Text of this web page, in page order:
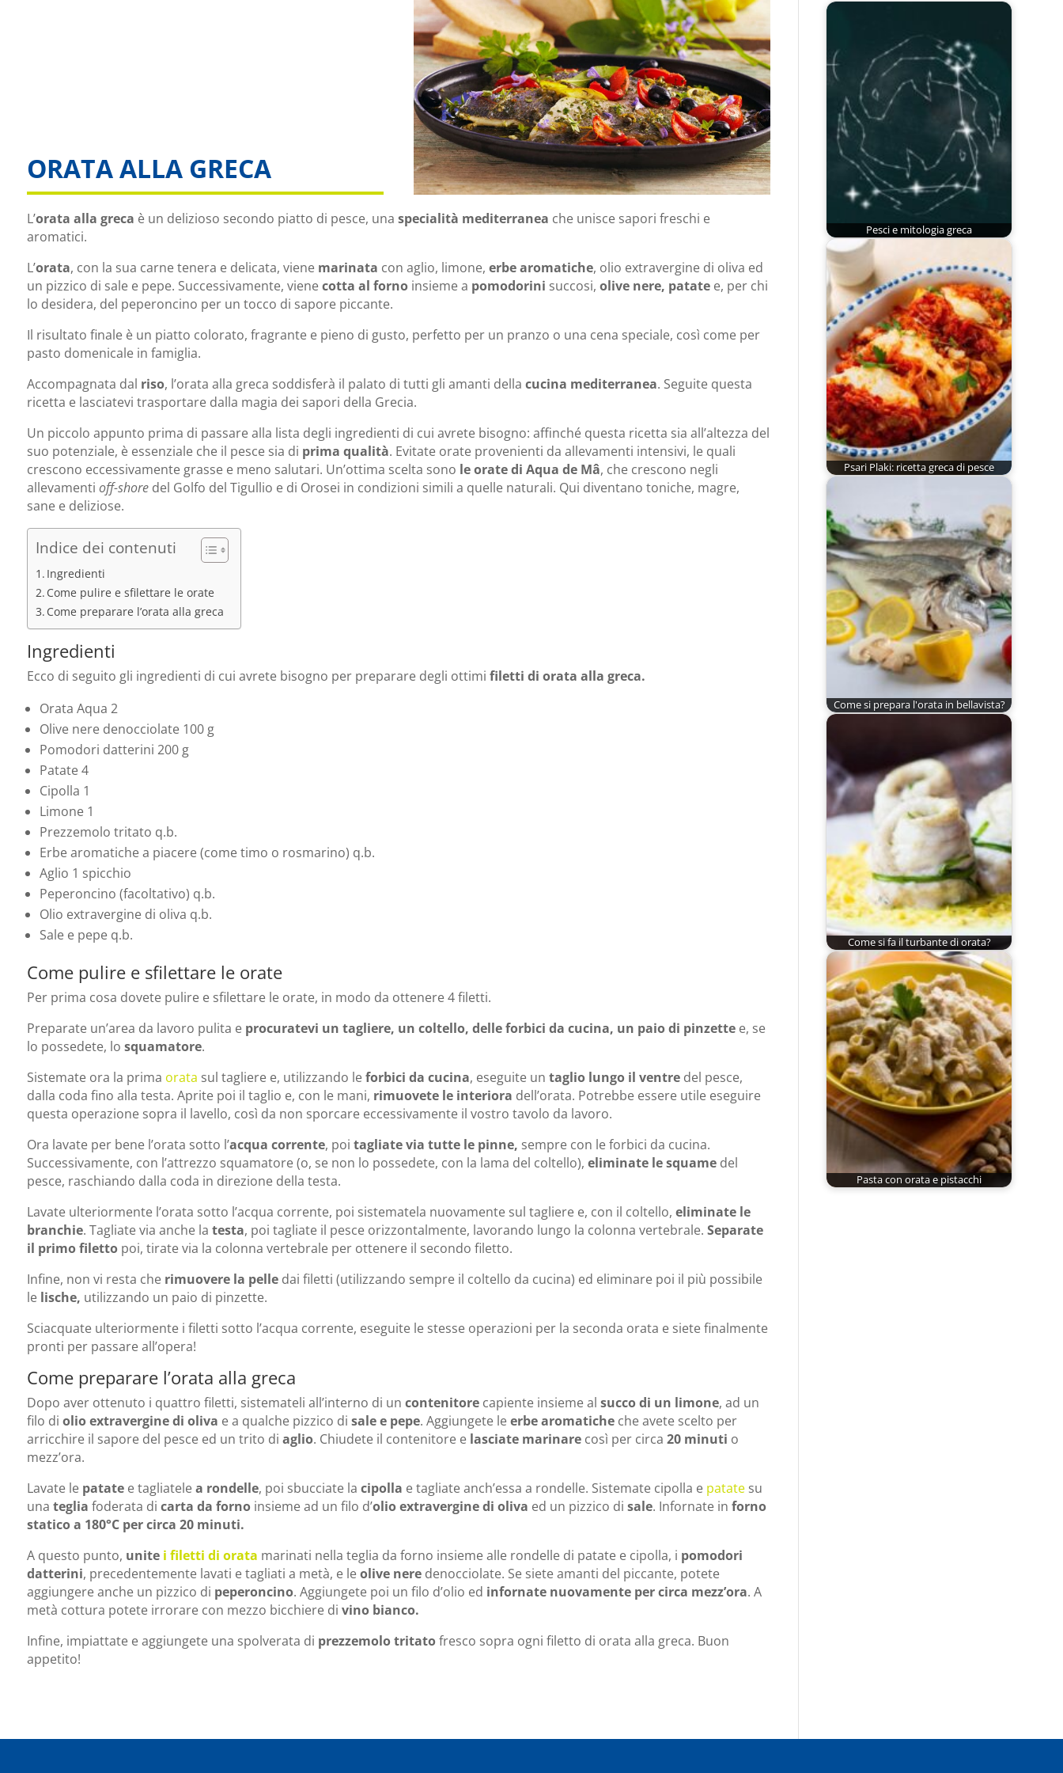
ORATA ALLA GRECA
L’orata alla greca è un delizioso secondo piatto di pesce, una specialità mediterranea che unisce sapori freschi e
aromatici.
L’orata, con la sua carne tenera e delicata, viene marinata con aglio, limone, erbe aromatiche, olio extravergine di oliva ed
un pizzico di sale e pepe. Successivamente, vienecotta al forno insieme a pomodorini succosi, olive nere, patatee, per chi
lo desidera, del peperoncino per un tocco di sapore piccante.
Il risultato finale è un piatto colorato, fragrante e pieno di gusto, perfetto per un pranzo o una cena speciale, così come per
pasto domenicale in famiglia.
Accompagnata dal riso, l’orata alla greca soddisferà il palato di tutti gli amanti della cucina mediterranea. Seguite questa
ricetta e lasciatevi trasportare dalla magia dei sapori della Grecia.
Un piccolo appunto prima di passare alla lista degli ingredienti di cui avrete bisogno: affinché questa ricetta sia all’altezza del
suo potenziale, è essenziale che il pesce sia di prima qualità. Evitate orate provenienti da allevamenti intensivi, le quali
crescono eccessivamente grasse e meno salutari. Un’ottima scelta sono le orate di Aqua de Mâ, che crescono negli
allevamenti off-shore del Golfo del Tigullio e di Orosei in condizioni simili a quelle naturali. Qui diventano toniche, magre,
sane e deliziose.
Indice dei contenuti
Ingredienti
Come pulire e sfilettare le orate
Come preparare l’orata alla greca
Ingredienti
Ecco di seguito gli ingredienti di cui avrete bisogno per preparare degli ottimi filetti di orata alla greca.
Orata Aqua 2
Olive nere denocciolate 100 g
Pomodori datterini 200 g
Patate 4
Cipolla 1
Limone 1
Prezzemolo tritato q.b.
Erbe aromatiche a piacere (come timo o rosmarino) q.b.
Aglio 1 spicchio
Peperoncino (facoltativo) q.b.
Olio extravergine di oliva q.b.
Sale e pepe q.b.
Come pulire e sfilettare le orate
Per prima cosa dovete pulire e sfilettare le orate, in modo da ottenere 4 filetti.
Preparate un’area da lavoro pulita e procuratevi un tagliere, un coltello, delle forbici da cucina, un paio di pinzette e, se
lo possedete, lo squamatore.
Sistemate ora la prima orata sul tagliere e, utilizzando leforbici da cucina, eseguite un taglio lungo il ventredel pesce,
dalla coda fino alla testa. Aprite poi il taglio e, con le mani, rimuovete le interiora dell’orata. Potrebbe essere utile eseguire
questa operazione sopra il lavello, così da non sporcare eccessivamente il vostro tavolo da lavoro.
Ora lavate per bene l’orata sotto l’acqua corrente, poi tagliate via tutte le pinne, sempre con le forbici da cucina.
Successivamente, con l’attrezzo squamatore (o, se non lo possedete, con la lama del coltello), eliminate le squame del
pesce, raschiando dalla coda in direzione della testa.
Lavate ulteriormente l’orata sotto l’acqua corrente, poi sistematela nuovamente sul tagliere e, con il coltello, eliminate le
branchie. Tagliate via anche la testa, poi tagliate il pesce orizzontalmente, lavorando lungo la colonna vertebrale. Separate
il primo filettopoi, tirate via la colonna vertebrale per ottenere il secondo filetto.
Infine, non vi resta cherimuovere la pelle dai filetti (utilizzando sempre il coltello da cucina) ed eliminare poi il più possibile
le lische, utilizzando un paio di pinzette.
Sciacquate ulteriormente i filetti sotto l’acqua corrente, eseguite le stesse operazioni per la seconda orata e siete finalmente
pronti per passare all’opera!
Come preparare l’orata alla greca
Dopo aver ottenuto i quattro filetti, sistemateli all’interno di un contenitorecapiente insieme al succo di un limone, ad un
filo di olio extravergine di oliva e a qualche pizzico di sale e pepe. Aggiungete leerbe aromaticheche avete scelto per
arricchire il sapore del pesce ed un trito di aglio. Chiudete il contenitore e lasciate marinarecosì per circa 20 minuti o
mezz’ora.
Lavate le patate e tagliatelea rondelle, poi sbucciate la cipolla e tagliate anch’essa a rondelle. Sistemate cipolla e patatesu
una teglia foderata di carta da forno insieme ad un filo d’olio extravergine di oliva ed un pizzico di sale. Infornate in forno
statico a 180°C per circa 20 minuti.
A questo punto, unite i filetti di orata marinati nella teglia da forno insieme alle rondelle di patate e cipolla, i pomodori
datterini, precedentemente lavati e tagliati a metà, e leolive neredenocciolate. Se siete amanti del piccante, potete
aggiungere anche un pizzico di peperoncino. Aggiungete poi un filo d’olio ed infornate nuovamente per circa mezz’ora. A
metà cottura potete irrorare con mezzo bicchiere di vino bianco.
Infine, impiattate e aggiungete una spolverata di prezzemolo tritatofresco sopra ogni filetto di orata alla greca. Buon
appetito!
Pesci e mitologia greca
Psari Plaki: ricetta greca di pesce
Come si prepara l'orata in bellavista?
Come si fa il turbante di orata?
Pasta con orata e pistacchi